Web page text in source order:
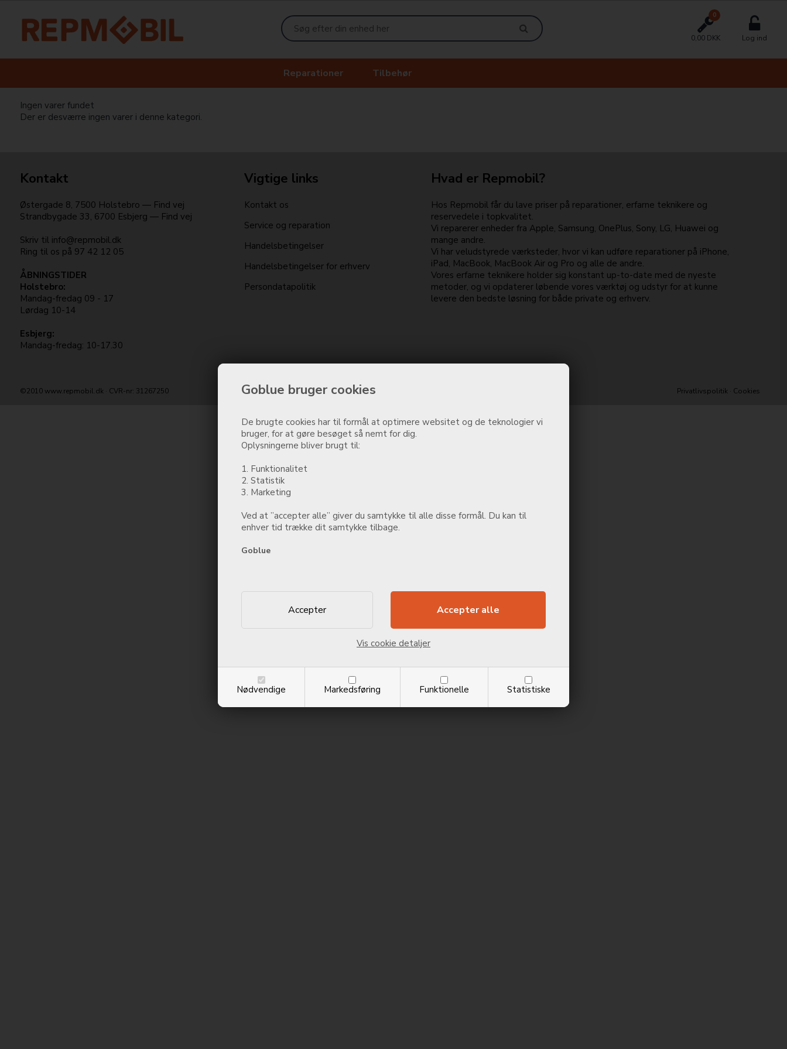
Goblue bruger cookies
De brugte cookies har til formål at optimere websitet og de teknologier vi
bruger, for at gøre besøget så nemt for dig.
Oplysningerne bliver brugt til:
1. Funktionalitet
2. Statistik
3. Marketing
Ved at ”accepter alle” giver du samtykke til alle disse formål. Du kan til
enhver tid trække dit samtykke tilbage.
Goblue
Nødvendige Markedsføring Funktionelle Statistiske
Vis cookie detaljer
0
0,00 DKK Log ind
Reparationer Tilbehør
Ingen varer fundet
Der er desværre ingen varer i denne kategori.
Kontakt
Østergade 8, 7500 Holstebro — Find vej
Strandbygade 33, 6700 Esbjerg — Find vej
Skriv til info@repmobil.dk
Ring til os på 97 42 12 05
ÅBNINGSTIDER
Holstebro:
Mandag-fredag 09 - 17
Lørdag 10-14
Esbjerg:
Mandag-fredag: 10-17.30
Vigtige links
Kontakt os
Service og reparation
Handelsbetingelser
Handelsbetingelser for erhverv
Persondatapolitik
Hvad er Repmobil?
Hos Repmobil får du lave priser på reparationer, erfarne teknikere og
reservedele i topkvalitet.
Vi reparerer enheder fra Apple, Samsung, OnePlus, Sony, LG, Huawei og
mange andre.
Vi har veludstyrede værksteder, hvor vi kan udføre reparationer på iPhone,
iPad, MacBook, MacBook Air og Pro og alle de andre.
Vores erfarne teknikere holder sig konstant up-to-date med de nyeste
metoder, og vi opdaterer løbende vores værktøj og udstyr for at kunne
levere den bedste løsning for både private og erhverv.
©2010 www.repmobil.dk · CVR-nr: 31267250 Privatlivspolitik· Cookies